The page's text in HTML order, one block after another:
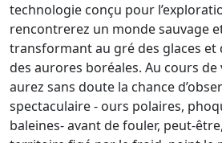
technologie conçu pour
rencontrerez un monde sauvage
transformant au gré des glaces et
des aurores boréales. Au cours
aurez sans doute la chance
spectaculaire - ours polaires,
baleines- avant de fouler, peut-